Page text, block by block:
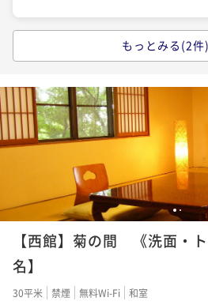
西館指定《女将セレクト大和の
貴方のお好みはどちら？★3種の
二食付き 事前決済可
IN 16:00 - 16:30
ポイント
ポイントアップ
西館指定《朝夕部屋食》板長の技
ラン
二食付き 事前決済可
もっとみる(2件)
12
【西館】菊の間 《洗面・
名】
30平米 禁煙 無料Wi-Fi 和室